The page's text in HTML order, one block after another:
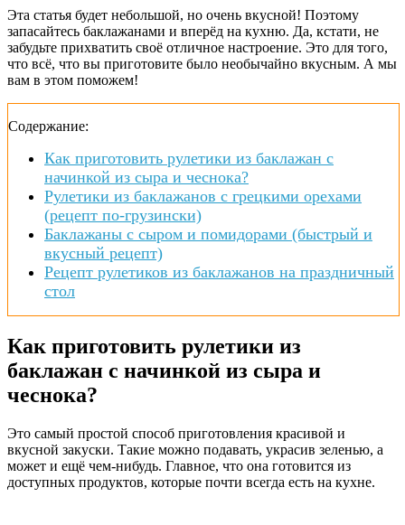
Эта статья будет небольшой, но очень вкусной! Поэтому
запасайтесь баклажанами и вперёд на кухню. Да, кстати, не
забудьте прихватить своё отличное настроение. Это для того,
что всё, что вы приготовите было необычайно вкусным. А мы
вам в этом поможем!
Содержание:
Как приготовить рулетики из баклажан с
начинкой из сыра и чеснока?
Рулетики из баклажанов с грецкими орехами
(рецепт по-грузински)
Баклажаны с сыром и помидорами (быстрый и
вкусный рецепт)
Рецепт рулетиков из баклажанов на праздничный
стол
Как приготовить рулетики из
баклажан с начинкой из сыра и
чеснока?
Это самый простой способ приготовления красивой и
вкусной закуски. Такие можно подавать, украсив зеленью, а
может и ещё чем-нибудь. Главное, что она готовится из
доступных продуктов, которые почти всегда есть на кухне.